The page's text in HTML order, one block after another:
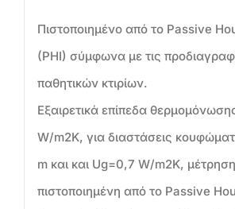
Πιστοποιημένο από το Passive
(PHI) σύμφωνα με τις
παθητικών κτιρίων.
Εξαιρετικά επίπεδα
W/m2K, για διαστάσεις
m και και Ug=0,7 W/m2K, μέτρηση
πιστοποιημένη από το Passive